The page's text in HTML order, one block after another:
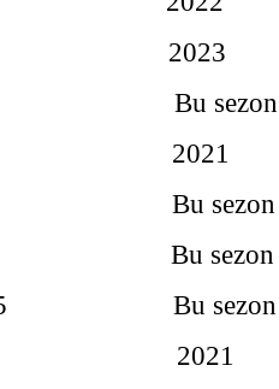
2023
Bu sezon
2021
Bu sezon
Bu sezon
Bu sezon
1.75 2021